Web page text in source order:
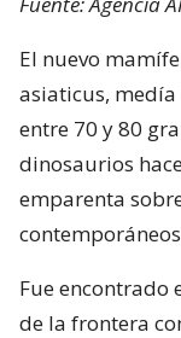
El nuevo
asiaticus,
entre 70 y 80
dinosaurios
emparenta
Fue encontrado
de la frontera